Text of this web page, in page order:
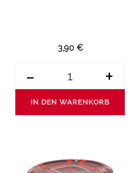
3,90 €
- +
IN DEN WARENKORB